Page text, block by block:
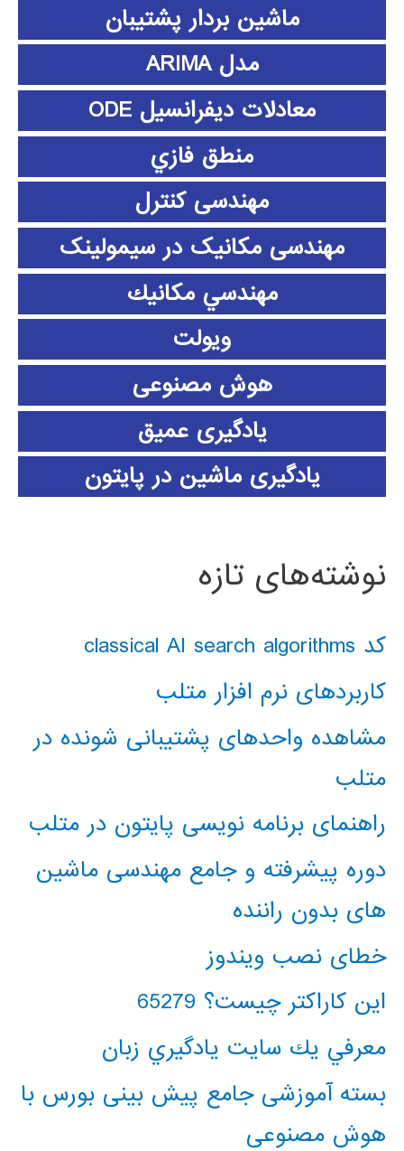
ماشین بردار پشتیبان
مدل ARIMA
معادلات دیفرانسیل ODE
منطق فازي
مهندسی کنترل
مهندسی مکانیک در سیمولینک
مهندسي مكانيك
ویولت
هوش مصنوعی
یادگیری عمیق
یادگیری ماشین در پایتون
نوشته‌های تازه
کد classical AI search algorithms
کاربردهای نرم افزار متلب
مشاهده واحدهای پشتیبانی شونده در
متلب
راهنمای برنامه نویسی پایتون در متلب
دوره پیشرفته و جامع مهندسی ماشین
های بدون راننده
خطای نصب ویندوز
این کاراکتر چیست؟ 65279
معرفي يك سايت يادگيري زبان
بسته آموزشی جامع پیش بینی بورس با
هوش مصنوعی